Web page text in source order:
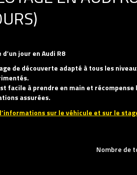
jour en Audi R8
de découverte adapté à tous les
facile à prendre en main et
assurées.
sur le véhicule et sur le
Nombre de